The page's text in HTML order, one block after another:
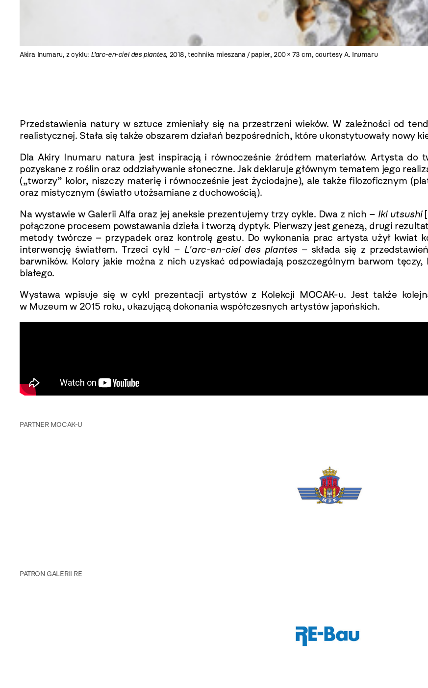
Akira Inumaru, z cyklu: L’arc-en-ciel des plantes, 2018, technika mieszana / papier, 200 × 73 cm, courtesy A. Inumaru
Przedstawienia natury w sztuce zmieniały się na przestrzeni wieków. W zależności od
realistycznej. Stała się także obszarem działań bezpośrednich, które ukonstytuowały nowy
Dla Akiry Inumaru natura jest inspiracją i równocześnie źródłem materiałów. Artysta do
pozyskane z roślin oraz oddziaływanie słoneczne. Jak deklaruje głównym tematem jego
(„tworzy” kolor, niszczy materię i równocześnie jest życiodajne), ale także filozoficznym
oraz mistycznym (światło utożsamiane z duchowością).
Na wystawie w Galerii Alfa oraz jej aneksie prezentujemy trzy cykle. Dwa z nich – Iki utsushi[
połączone procesem powstawania dzieła i tworzą dyptyk. Pierwszy jest genezą, drugi
metody twórcze – przypadek oraz kontrolę gestu. Do wykonania prac artysta użył kwiat
interwencję światłem. Trzeci cykl – L'arc-en-ciel des plantes– składa się z
barwników. Kolory jakie można z nich uzyskać odpowiadają poszczególnym barwom
białego.
Wystawa wpisuje się w cykl prezentacji artystów z Kolekcji MOCAK-u. Jest także
w Muzeum w 2015 roku, ukazującą dokonania współczesnych artystów japońskich.
PARTNER MOCAK-U
PATRON GALERII RE